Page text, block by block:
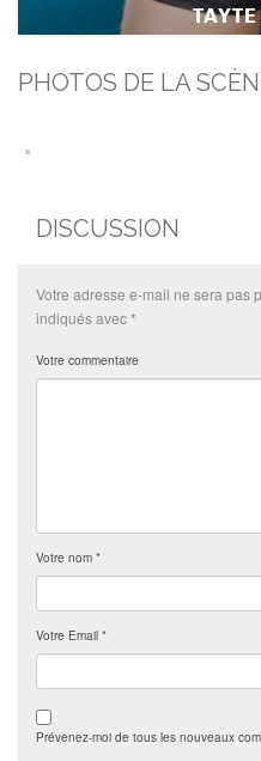
TAYTE
PHOTOS DE LA
DISCUSSION
Votre adresse e-mail ne sera pas
indiqués avec*
Votre commentaire
Votre nom *
Votre Email *
Prévenez-moi de tous les nouveaux